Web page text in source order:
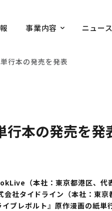
事業内容 ニュース
行本の発売を発表
本の発売を発
（本社：東京都港区、代
社タイドライン（本社：東
ブレボルト』原作漫画の紙